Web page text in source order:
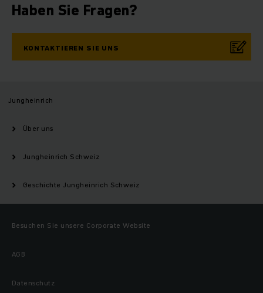
Haben Sie Fragen?
KONTAKTIEREN SIE UNS
Jungheinrich
Über uns
Jungheinrich Schweiz
Geschichte Jungheinrich Schweiz
Besuchen Sie unsere Corporate Website
AGB
Datenschutz